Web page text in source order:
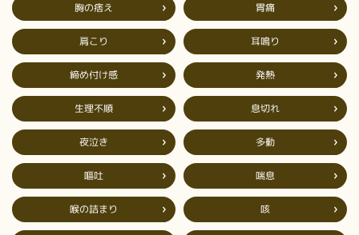
胸の痞え 胃痛
肩こり 耳鳴り
締め付け感 発熱
生理不順 息切れ
夜泣き 多動
嘔吐 喘息
喉の詰まり 咳